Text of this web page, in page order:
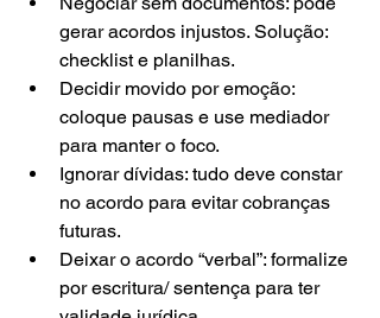
gerar acordos injustos. Solução:
checklist e planilhas.
Decidir movido por emoção:
coloque pausas e use mediador
para manter o foco.
Ignorar dívidas: tudo deve constar
no acordo para evitar cobranças
futuras.
Deixar o acordo “verbal”: formalize
por escritura/ sentença para ter